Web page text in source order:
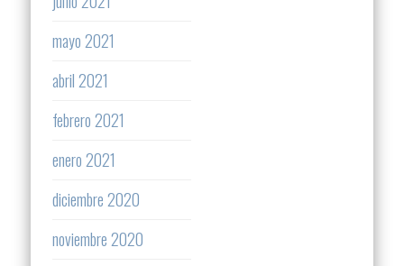
mayo 2021
abril 2021
febrero 2021
enero 2021
diciembre 2020
noviembre 2020